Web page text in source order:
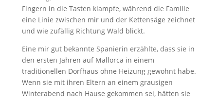
Fingern in die Tasten klampfe, während die Familie
eine Linie zwischen mir und der Kettensäge zeichnet
und wie zufällig Richtung Wald blickt.
Eine mir gut bekannte Spanierin erzählte, dass sie in
den ersten Jahren auf Mallorca in einem
traditionellen Dorfhaus ohne Heizung gewohnt habe.
Wenn sie mit ihren Eltern an einem grausigen
Winterabend nach Hause gekommen sei, hätten sie